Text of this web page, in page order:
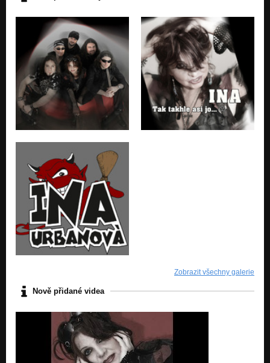
Zobrazit všechny galerie
Nově přidané videa